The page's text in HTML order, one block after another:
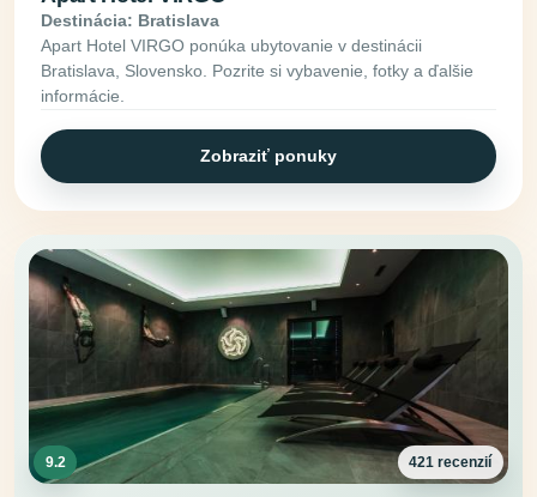
Destinácia: Bratislava
Apart Hotel VIRGO ponúka ubytovanie v destinácii
Bratislava, Slovensko. Pozrite si vybavenie, fotky a ďalšie
informácie.
Zobraziť ponuky
9.2 421 recenzií